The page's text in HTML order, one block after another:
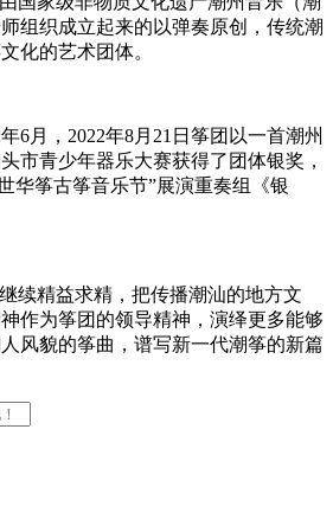
组织成立起来的以弹奏原创，传统潮
化的艺术团体。
6月，2022年8月21日筝团以一首潮州
市青少年器乐大赛获得了团体银奖，
华筝古筝音乐节”展演重奏组《银
续精益求精，把传播潮汕的地方文
作为筝团的领导精神，演绎更多能够
风貌的筝曲，谱写新一代潮筝的新篇